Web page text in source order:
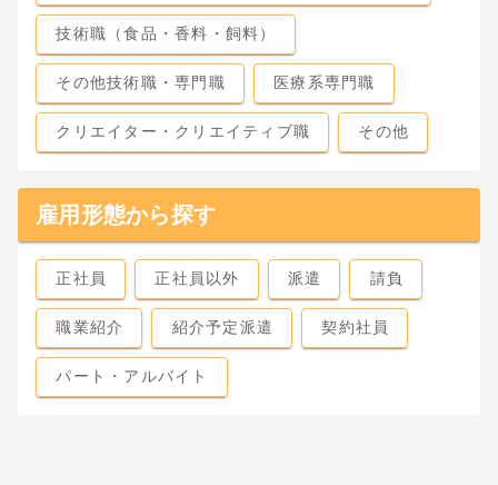
技術職（食品・香料・飼料）
その他技術職・専門職 医療系専門職
クリエイター・クリエイティブ職 その他
雇用形態から探す
正社員 正社員以外 派遣 請負
職業紹介 紹介予定派遣 契約社員
パート・アルバイト